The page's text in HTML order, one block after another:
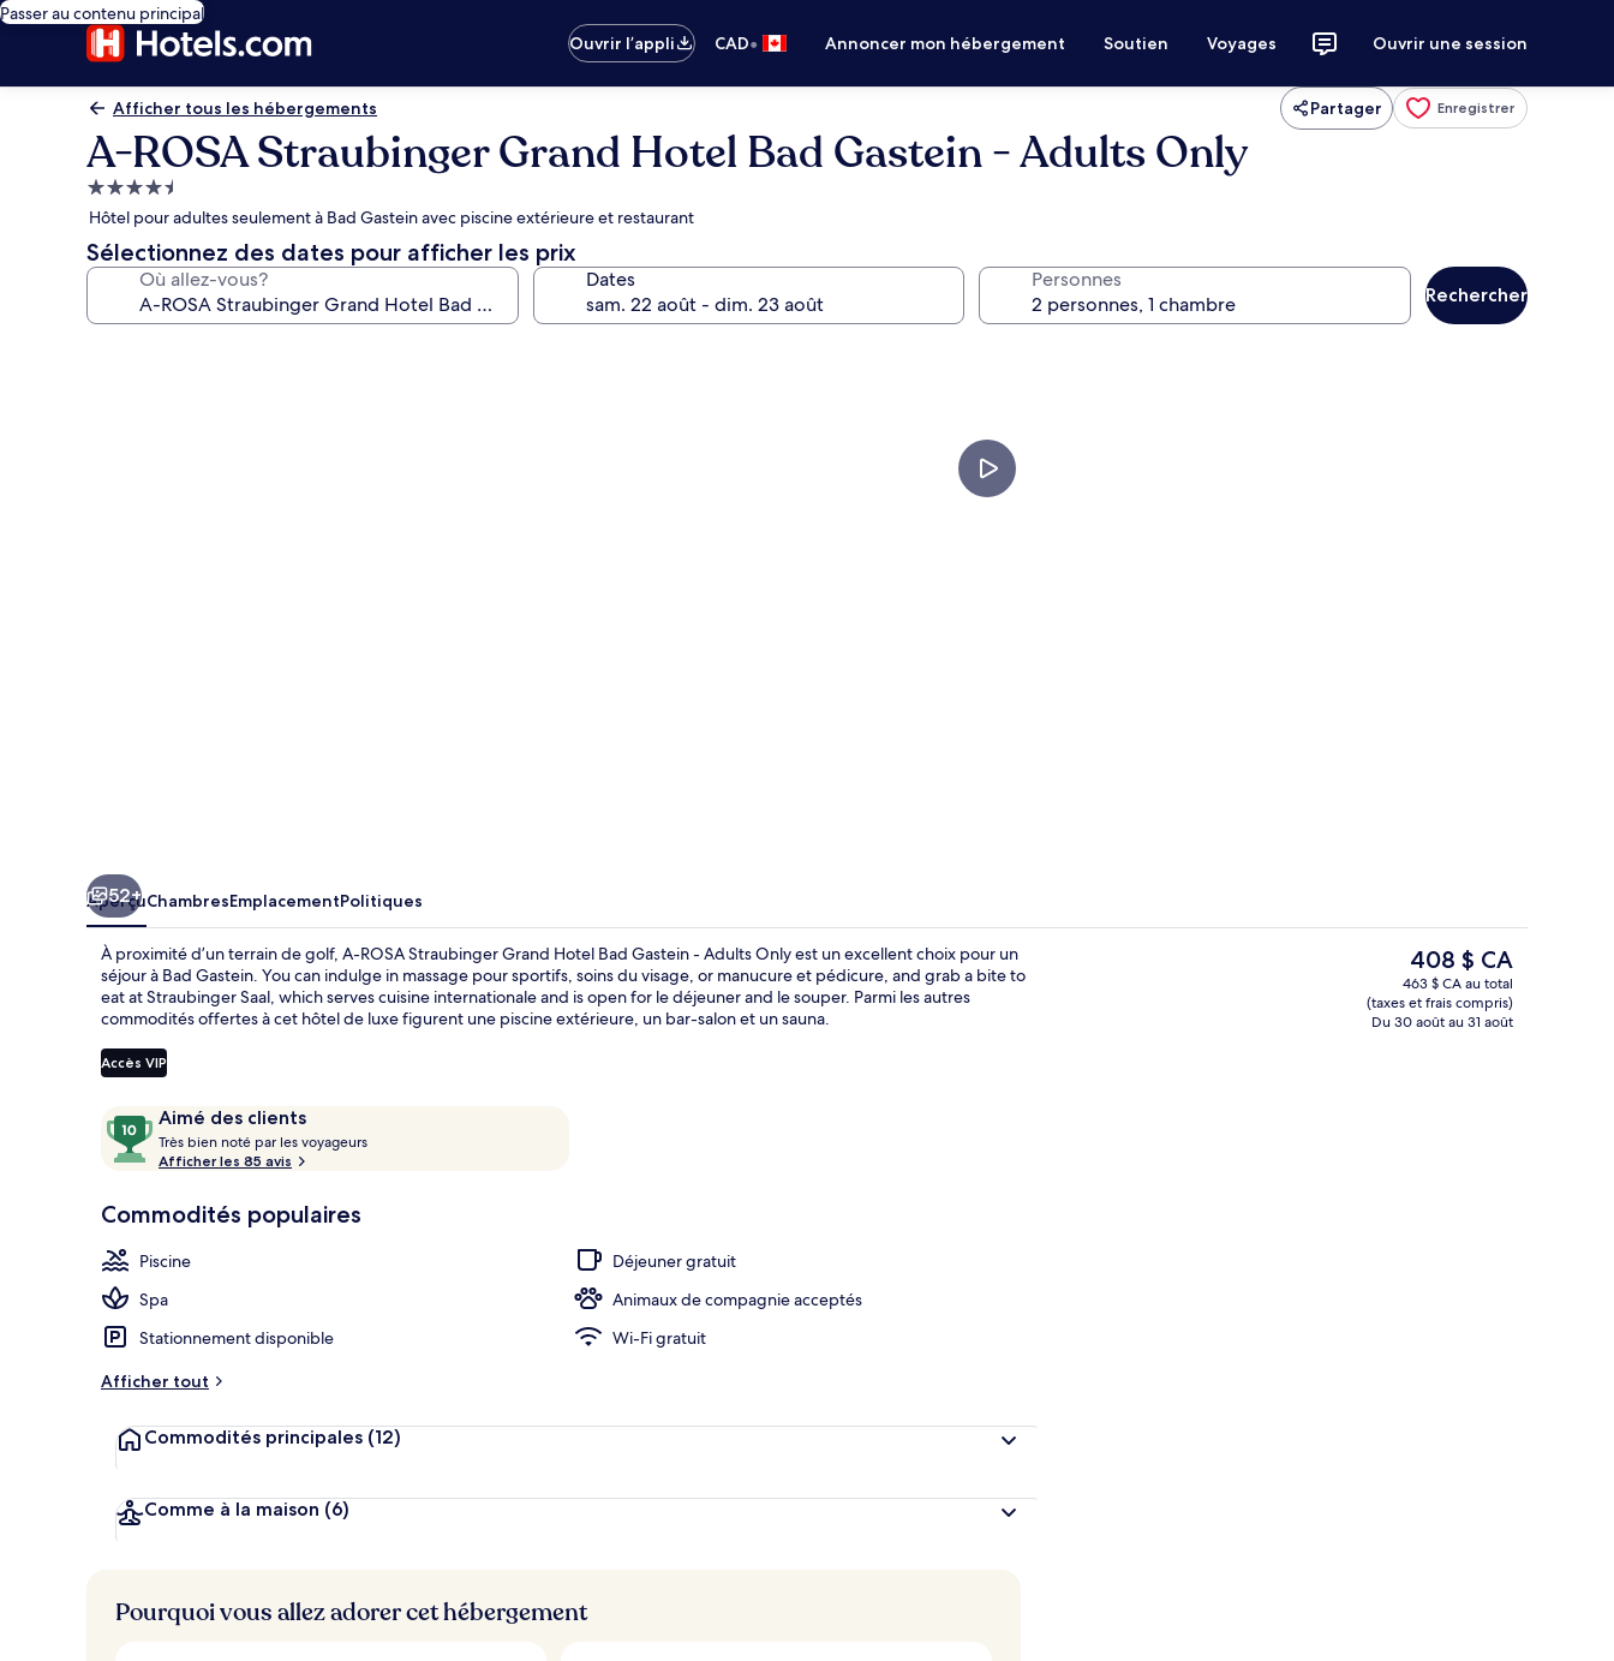
Passer au contenu principal
Ouvrir l’appli
CAD• Annoncer mon hébergement Soutien Voyages Ouvrir une session
Afficher tous les hébergements Partager Enregistrer
A-ROSA Straubinger Grand Hotel Bad Gastein - Adults Only
Hébergement
4.5 étoiles
Hôtel pour adultes seulement à Bad Gastein avec piscine extérieure et restaurant
Sélectionnez des dates pour afficher les prix
Où allez-vous? Dates Personnes
Rechercher
Terrasse au soleil
52+
AperçuChambresEmplacementPolitiques
À proximité d’un terrain de golf, A-ROSA Straubinger Grand Hotel Bad Gastein - Adults Only est un excellent choix pour un
séjour à Bad Gastein. You can indulge in massage pour sportifs, soins du visage, or manucure et pédicure, and grab a bite to
eat at Straubinger Saal, which serves cuisine internationale and is open for le déjeuner and le souper. Parmi les autres
commodités offertes à cet hôtel de luxe figurent une piscine extérieure, un bar-salon et un sauna.
Accès VIP
Avis Aimé des clients
10
sur
10,
des
Très bien noté par les voyageurs
é
Afficher les 85 avis
Commodités populaires
Piscine
Déjeuner gratuit
Spa
Animaux de compagnie acceptés
Stationnement disponible
Wi-Fi gratuit
Afficher tout
Commodités principales (12)
Comme à la maison (6)
Le
prix
actuel
est
408 $ CA
463 $ CA au total
(taxes et frais compris)
Du 30 août au 31 août
Pourquoi vous allez adorer cet hébergement